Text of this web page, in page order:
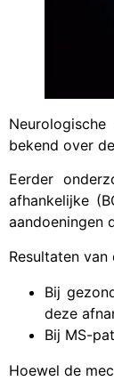
bekend over
Eerder
afhankelijke
aandoeningen
Resultaten
Bij
deze
Bij MS-
Hoewel de